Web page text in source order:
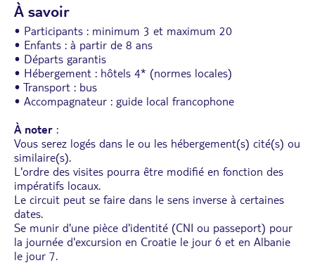
À savoir
• Participants : minimum 3 et maximum 20
• Enfants : à partir de 8 ans
• Départs garantis
• Hébergement : hôtels 4* (normes locales)
• Transport : bus
• Accompagnateur : guide local francophone
À noter :
Vous serez logés dans le ou les hébergement(s) cité(s) ou
similaire(s).
L'ordre des visites pourra être modifié en fonction des
impératifs locaux.
Le circuit peut se faire dans le sens inverse à certaines
dates.
Se munir d'une pièce d'identité (CNI ou passeport) pour
la journée d'excursion en Croatie le jour 6 et en Albanie
le jour 7.